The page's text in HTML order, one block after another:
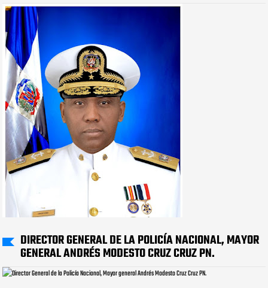
DIRECTOR GENERAL DE LA POLICÍA NACIONAL, MAYOR
GENERAL ANDRÉS MODESTO CRUZ CRUZ PN.